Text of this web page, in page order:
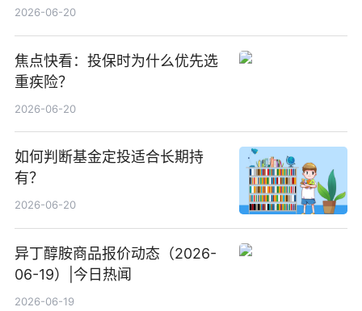
2026-06-20
焦点快看：投保时为什么优先选
重疾险？
2026-06-20
如何判断基金定投适合长期持
有？
2026-06-20
异丁醇胺商品报价动态（2026-
06-19）|今日热闻
2026-06-19